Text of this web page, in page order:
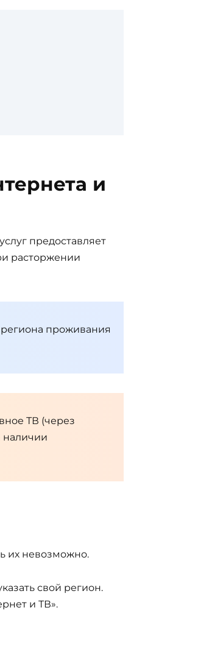
и
предоставляет
расторжении
региона проживания
ТВ (через
наличии
их невозможно.
свой регион.
и ТВ».